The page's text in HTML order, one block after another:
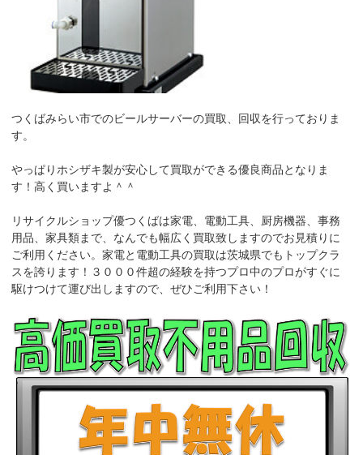
つくばみらい市でのビールサーバーの買取、回収を行っておりま
す。
やっぱりホシザキ製が安心して買取ができる優良商品となりま
す！高く買いますよ＾＾
リサイクルショップ優つくばは家電、電動工具、厨房機器、事務
用品、家具類まで、なんでも幅広く買取致しますのでお見積りに
ご利用ください。家電と電動工具の買取は茨城県でもトップクラ
スを誇ります！３０００件超の経験を持つプロ中のプロがすぐに
駆けつけて運び出しますので、ぜひご利用下さい！